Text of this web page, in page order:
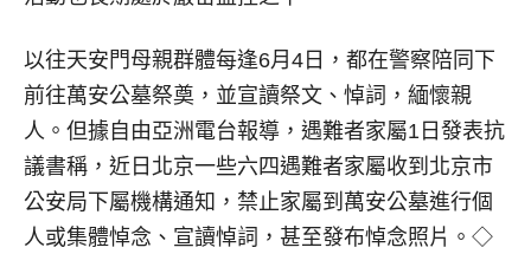
以往天安門母親群體每逢6月4日，都在警察陪同下
前往萬安公墓祭奠，並宣讀祭文、悼詞，緬懷親
人。但據自由亞洲電台報導，遇難者家屬1日發表抗
議書稱，近日北京一些六四遇難者家屬收到北京市
公安局下屬機構通知，禁止家屬到萬安公墓進行個
人或集體悼念、宣讀悼詞，甚至發布悼念照片。◇